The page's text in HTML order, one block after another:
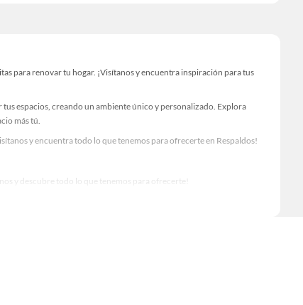
para renovar tu hogar. ¡Visítanos y encuentra inspiración para tus
espacios, creando un ambiente único y personalizado. Explora
más tú.
y encuentra todo lo que tenemos para ofrecerte en Respaldos!
y descubre todo lo que tenemos para ofrecerte!
tus proyectos de renovación y decoración. ¡Visítanos y haz tus ideas